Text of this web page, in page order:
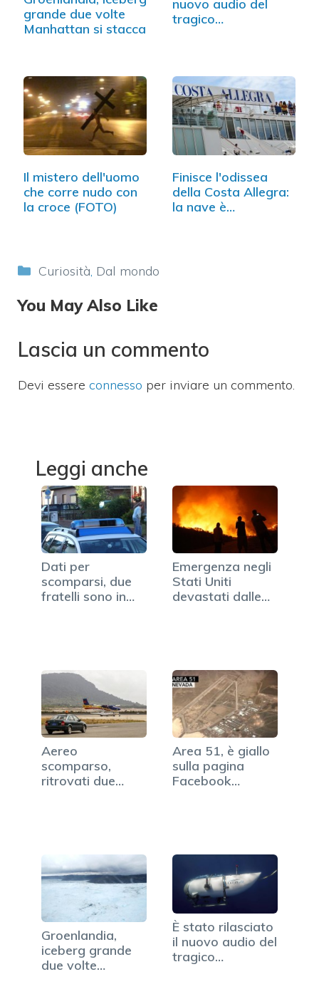
grande due volte
Manhattan si stacca
nuovo audio del
tragico…
Il mistero dell'uomo
che corre nudo con
la croce (FOTO)
Finisce l'odissea
della Costa Allegra:
la nave è…
Categorie
Curiosità, Dal mondo
You May Also Like
Lascia un commento
Devi essere connesso per inviare un commento.
Leggi anche
Dati per
scomparsi, due
fratelli sono in
Emergenza negli
Stati Uniti
devastati dalle
Aereo
scomparso,
ritrovati due
Area 51, è giallo
sulla pagina
Facebook
Groenlandia,
iceberg grande
due volte
È stato rilasciato
il nuovo audio del
tragico…